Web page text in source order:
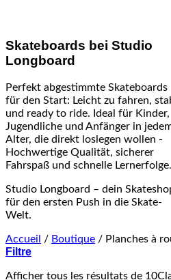
Skateboards bei Studio
Longboard
Perfekt abgestimmte Skateboards
für den Start: Leicht zu fahren,
und ready to ride. Ideal für Kinder,
Jugendliche und Anfänger in
Alter, die direkt loslegen wollen -
Hochwertige Qualität, sicherer
Fahrspaß und schnelle Lernerfolge.
Studio Longboard – dein
für den ersten Push in die Skate-
Welt.
Accueil / Boutique / Planches à
Filtre
Afficher tous les résultats de 10